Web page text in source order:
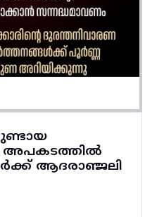
അപകടത്തിൽ
ആദരാഞ്ജലി